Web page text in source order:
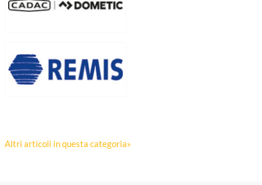
Altri articoli in questa categoria»